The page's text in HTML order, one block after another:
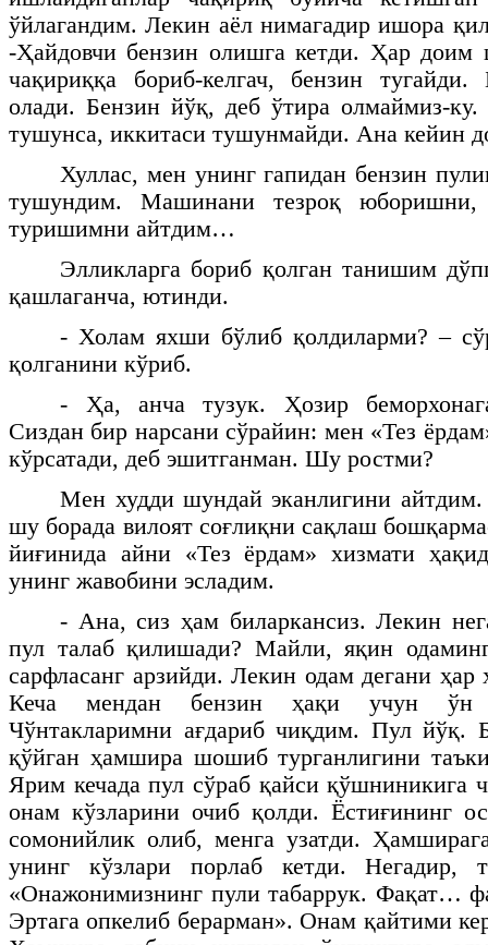
ўйлагандим. Лекин аёл нимагадир ишора
-Ҳайдовчи бензин олишга кетди. Ҳар доим
чақириққа бориб-келгач, бензин
олади. Бензин йўқ, деб ўтира олмаймиз-ку.
тушунса, иккитаси тушунмайди. Ана кейин
Хуллас, мен унинг гапидан бензин
тушундим. Машинани тезроқ
туришимни айтдим…
Элликларга бориб қолган танишим
қашлаганча, ютинди.
- Холам яхши бўлиб қолдиларми? –
қолганини кўриб.
- Ҳа, анча тузук. Ҳозир
Сиздан бир нарсани сўрайин: мен «Тез
кўрсатади, деб эшитганман. Шу ростми?
Мен худди шундай эканлигини айтдим.
шу борада вилоят соғлиқни сақлаш
йиғинида айни «Тез ёрдам» хизмати
унинг жавобини эсладим.
- Ана, сиз ҳам биларкансиз. Лекин
пул талаб қилишади? Майли, яқин
сарфласанг арзийди. Лекин одам дегани ҳар
Кеча мендан бензин ҳақи учун ўн
Чўнтакларимни ағдариб чиқдим. Пул йўқ.
қўйган ҳамшира шошиб турганлигини
Ярим кечада пул сўраб қайси қўшниникига
онам кўзларини очиб қолди. Ёстиғининг
сомонийлик олиб, менга узатди.
унинг кўзлари порлаб кетди. Негадир,
«Онажонимизнинг пули табаррук. Фақат…
Эртага опкелиб берарман». Онам қайтими